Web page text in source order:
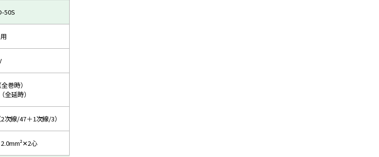
50S
巻時）
全延時）
次線/47＋1次線/3）
2.0mm²✕2心